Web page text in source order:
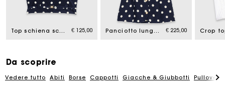
Top schiena scoperta in misto lino € 125,00 Panciotto lungo in misto lino € 225,00
Da scoprire
Vedere tutto Abiti Borse Cappotti Giacche & Giubbotti
perfetto
Consegna a domicilio offerta entro 2-3 giorni
Paga in 3 rate senza commissioni